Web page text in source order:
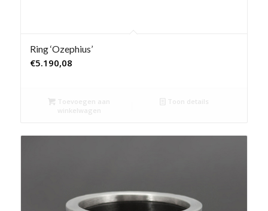
Ring ‘Ozephius’
€5.190,08
Toevoegen aan
winkelwagen
Toon details